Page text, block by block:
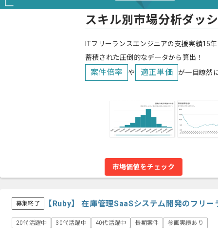
スキル別市場分析ダッ
ITフリーランスエンジニアの支援実績15
蓄積された圧倒的なデータから算出！
案件倍率 や 適正単価 が一目瞭然
市場価値をチェック
募集終了 【Ruby】 在庫管理SaaSシステム開発のフリ
20代活躍中 30代活躍中 40代活躍中 長期案件 参画実績あり